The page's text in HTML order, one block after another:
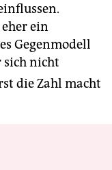
ein
Gegenmodell
sich nicht
die Zahl macht